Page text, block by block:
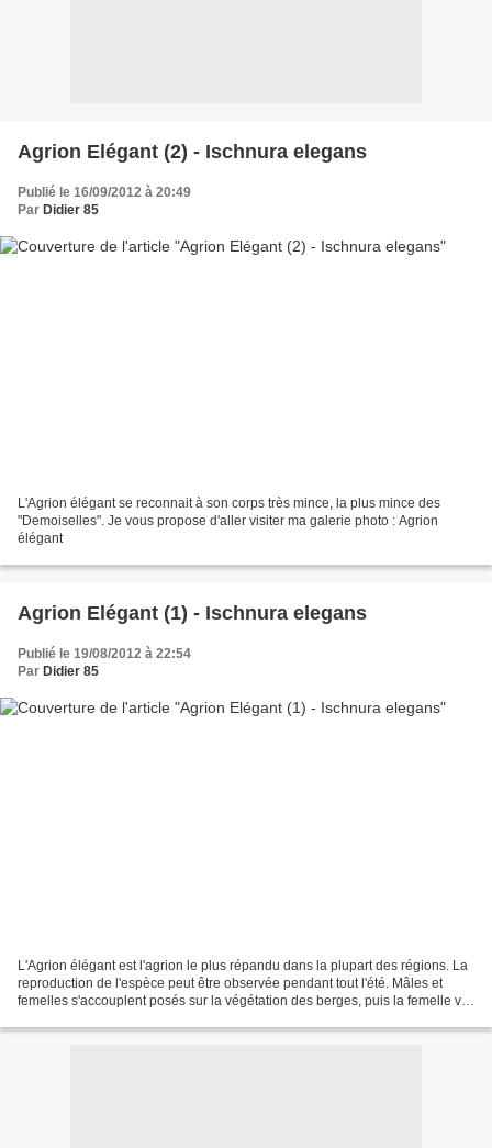
Agrion Elégant (2) - Ischnura elegans
Publié le 16/09/2012 à 20:49
Par Didier 85
L'Agrion élégant se reconnait à son corps très mince, la plus mince des
"Demoiselles". Je vous propose d'aller visiter ma galerie photo : Agrion
élégant
Agrion Elégant (1) - Ischnura elegans
Publié le 19/08/2012 à 22:54
Par Didier 85
L'Agrion élégant est l'agrion le plus répandu dans la plupart des régions. La
reproduction de l'espèce peut être observée pendant tout l'été. Mâles et
femelles s'accouplent posés sur la végétation des berges, puis la femelle va